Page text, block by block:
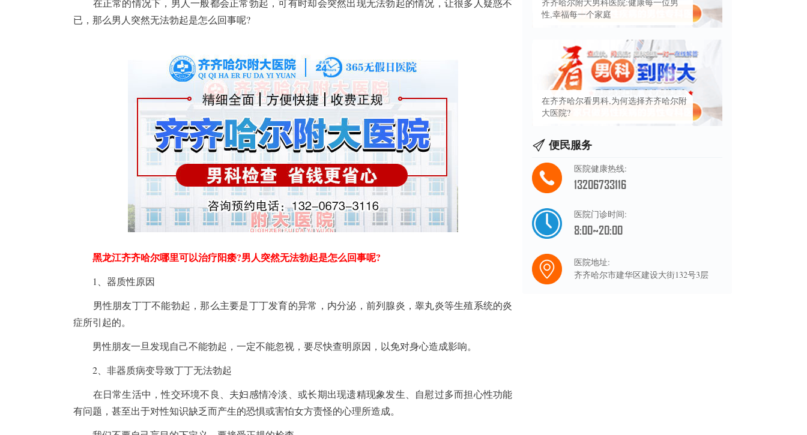
在正常的情况下，男人一般都会正常勃起，可有时却会突然出现无法勃起的情况，让很多人疑惑不
已，那么男人突然无法勃起是怎么回事呢?
黑龙江齐齐哈尔哪里可以治疗阳痿?男人突然无法勃起是怎么回事呢?
1、器质性原因
男性朋友丁丁不能勃起，那么主要是丁丁发育的异常，内分泌，前列腺炎，睾丸炎等生殖系统的炎
症所引起的。
男性朋友一旦发现自己不能勃起，一定不能忽视，要尽快查明原因，以免对身心造成影响。
2、非器质病变导致丁丁无法勃起
在日常生活中，性交环境不良、夫妇感情冷淡、或长期出现遗精现象发生、自慰过多而担心性功能
有问题，甚至出于对性知识缺乏而产生的恐惧或害怕女方责怪的心理所造成。
性,幸福每一个家庭
在齐齐哈尔看男科,为何选择齐齐哈尔附
大医院?
便民服务
医院健康热线:
13206733116
医院门诊时间:
8:00~20:00
医院地址:
齐齐哈尔市建华区建设大街132号3层